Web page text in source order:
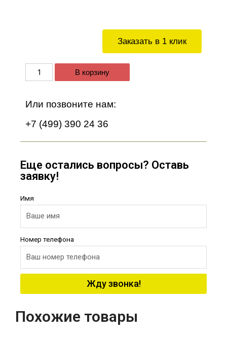
Заказать в 1 клик
В корзину
Или позвоните нам:
+7 (499) 390 24 36
Еще остались вопросы? Оставь
заявку!
Имя
Номер телефона
Жду звонка!
Похожие товары